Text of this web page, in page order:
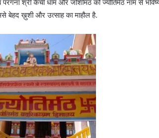
l
श्री कैंची धाम और जोशीमठ को ज्योतिर्मठ नाम से
बेहद ख़ुशी और उत्साह का माहौल है.